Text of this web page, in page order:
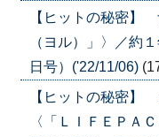
【ヒットの秘密】
（ヨル）」〉／約
日号）('22/11/06)
【ヒットの秘密】
〈「ＬＩＦＥＰＡ